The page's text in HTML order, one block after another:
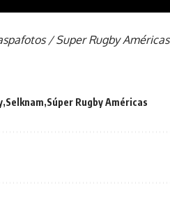
/ Super Rugby Américas
Selknam Súper Rugby Américas